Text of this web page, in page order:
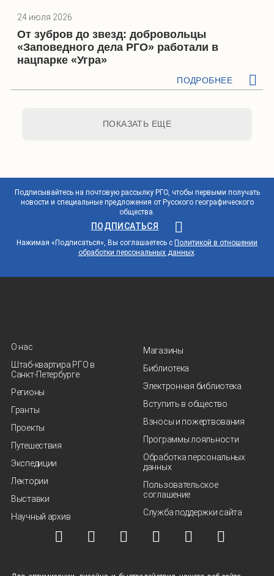
24 июля 2026
От зубров до звезд: добровольцы
«Заповедного дела РГО» работали в
нацпарке «Угра»
ПОДРОБНЕЕ
ПОКАЗАТЬ ЕЩЕ
Подписывайтесь на почтовую рассылку РГО, чтобы первыми получать
новости и специальные предложения от Русского географического
общества.
ПОДПИСАТЬСЯ
Нажимая «Подписаться», Вы соглашаетесь с Политикой в отношении
обработки персональных данных.
О нас
Штаб-квартира РГО в
Санкт‑Петербурге
Регионы
Гранты
Проекты
Путешествия
Экспедиции
Лектории
Выставки
Научный архив
Магазины
Библиотека
Электронная библиотека
Вступить в общество
Взносы и пожертвования
Программы лояльности
Обработка персональных
данных
Пользовательское
соглашение
Служба поддержки сайта
© ВОО "Русское географическое общество", 2013-2026 г.